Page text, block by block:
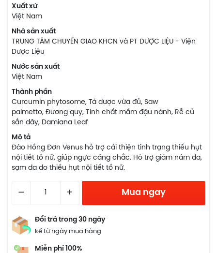
Xuất xứ
Việt Nam
Nhà sản xuất
TRUNG TÂM CHUYỂN GIAO KHCN và PT DƯỢC LIỆU - Viện
Dược Liệu
Nước sản xuất
Việt Nam
Thành phần
Curcumin phytosome, Tá dược vừa đủ, Saw
palmetto, Đương quy, Tinh chất mầm đậu nành, Rễ củ
sắn dây, Damiana Leaf
Mô tả
Đào Hồng Đơn Venus hỗ trợ cải thiện tình trạng thiếu hụt
nội tiết tố nữ, giúp ngực căng chắc. Hỗ trợ giảm nám da,
sạm da do thiếu hụt nội tiết tố nữ.
– + Mua ngay
Đổi trả trong 30 ngày
kể từ ngày mua hàng
Miễn phí 100%